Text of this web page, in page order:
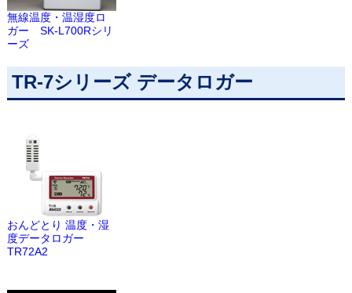
無線温度・温湿度ロ
ガー SK-L700Rシリ
ーズ
TR-7シリーズ データロガー
おんどとり 温度・湿
度データロガー
TR72A2